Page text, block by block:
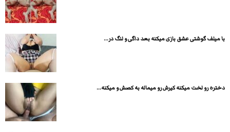
با میلف گوشتی عشق بازی میکنه بعد داگی و لنگ در...
دختره رو لخت میکنه کیرش رو میماله به کصش و میکنه...